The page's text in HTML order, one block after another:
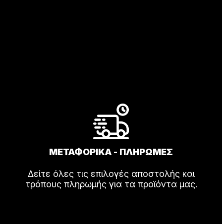
ΜΕΤΑΦΟΡΙΚΑ - ΠΛΗΡΩΜΕΣ
Δείτε όλες τις επιλογές αποστολής και
τρόπους πληρωμής για τα προϊόντα μας.